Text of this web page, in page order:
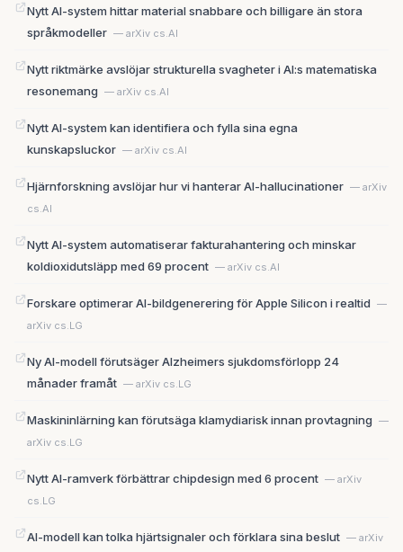
Nytt AI-system hittar material snabbare och billigare än stora
språkmodeller — arXiv cs.AI
Nytt riktmärke avslöjar strukturella svagheter i AI:s matematiska
resonemang — arXiv cs.AI
Nytt AI-system kan identifiera och fylla sina egna
kunskapsluckor — arXiv cs.AI
Hjärnforskning avslöjar hur vi hanterar AI-hallucinationer — arXiv
cs.AI
Nytt AI-system automatiserar fakturahantering och minskar
koldioxidutsläpp med 69 procent — arXiv cs.AI
Forskare optimerar AI-bildgenerering för Apple Silicon i realtid —
arXiv cs.LG
Ny AI-modell förutsäger Alzheimers sjukdomsförlopp 24
månader framåt — arXiv cs.LG
Maskininlärning kan förutsäga klamydiarisk innan provtagning —
arXiv cs.LG
Nytt AI-ramverk förbättrar chipdesign med 6 procent — arXiv
cs.LG
AI-modell kan tolka hjärtsignaler och förklara sina beslut — arXiv